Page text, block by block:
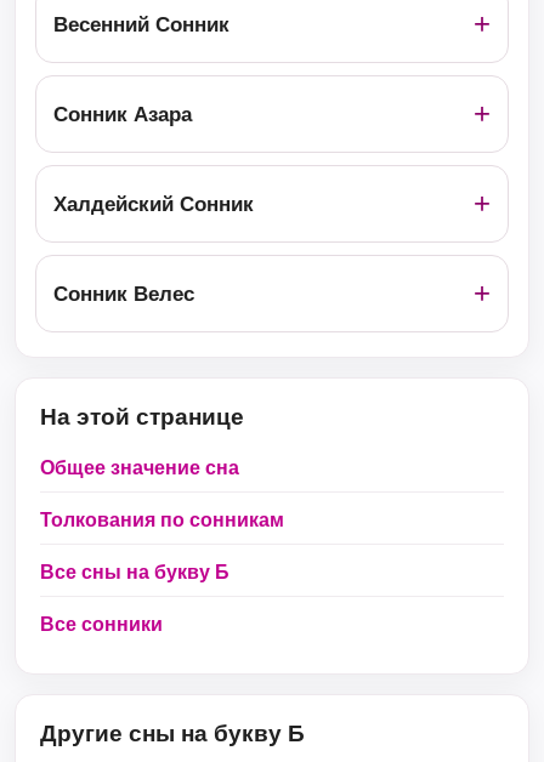
Весенний Сонник
Сонник Азара
Халдейский Сонник
Сонник Велес
На этой странице
Общее значение сна
Толкования по сонникам
Все сны на букву Б
Все сонники
Другие сны на букву Б